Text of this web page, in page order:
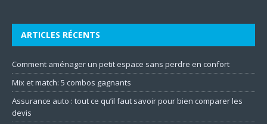
ARTICLES RÉCENTS
Comment aménager un petit espace sans perdre en confort
Mix et match: 5 combos gagnants
Assurance auto : tout ce qu’il faut savoir pour bien comparer les
devis